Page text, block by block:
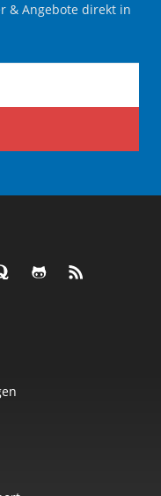
& Angebote direkt in